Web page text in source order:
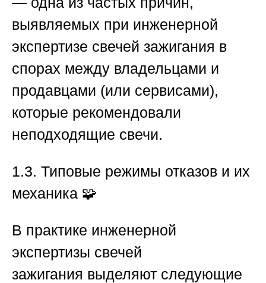
выявляемых при инженерной
экспертизе свечей зажигания в
спорах между владельцами и
продавцами (или сервисами),
которые рекомендовали
неподходящие свечи.
1.3. Типовые режимы отказов и их
механика 🧩
В практике инженерной
экспертизы свечей
зажигания выделяют следующие